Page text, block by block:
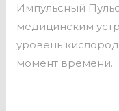
Импульсный
медицинским
уровень
момент времени.